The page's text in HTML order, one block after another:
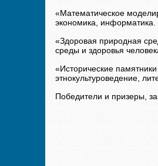
«Математическое
экономика, информатика.
«Здоровая природная
среды и здоровья
«Исторические
этнокультуроведение,
Победители и призеры,